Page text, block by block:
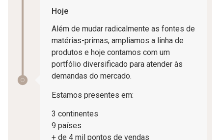
Hoje
Além de mudar radicalmente as fontes de
matérias-primas, ampliamos a linha de
produtos e hoje contamos com um
portfólio diversificado para atender às
demandas do mercado.
Estamos presentes em:
3 continentes
9 países
+ de 4 mil pontos de vendas